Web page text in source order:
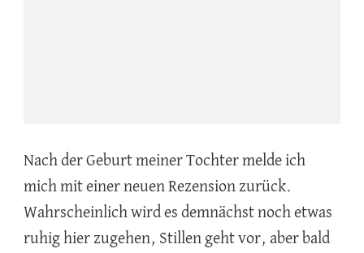
Nach der Geburt meiner Tochter melde ich
mich mit einer neuen Rezension zurück.
Wahrscheinlich wird es demnächst noch etwas
ruhig hier zugehen, Stillen geht vor, aber bald